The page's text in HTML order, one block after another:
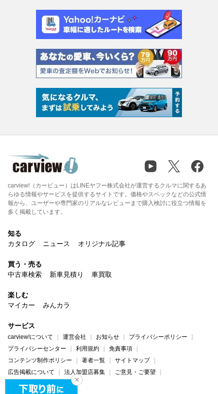
carview!（カービュー）はLINEヤフー株式会社が運営するクルマに関するあ
らゆる情報やサービスを提供するサイトです。価格やスペックなどの公式情
報から、ユーザーや専門家のリアルなレビューまで購入検討に役立つ情報を
多く掲載しています。
知る
カタログ
ニュース オリジナル記事
買う・売る
中古車検索
新車見積り 車買取
楽しむ
マイカー
みんカラ
サービス
carview!について 運営会社 お知らせ
プライバシーポリシー
プライバシーセンター
利用規約
免責事項
コンテンツ制作ポリシー
著者一覧
サイトマップ
広告掲載について
法人加盟店募集
ご意見・ご要望
ヘルプ・お問い合わせ